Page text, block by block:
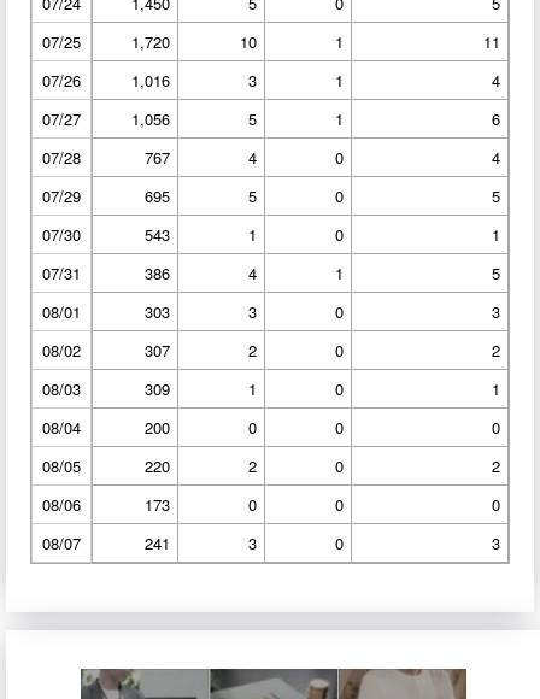
07/25
1,720 10 1
11
07/26
1,016 3 1
4
07/27
1,056 5 1
6
07/28
767 4 0
4
07/29
695 5 0
5
07/30
543 1 0
1
07/31
386 4 1
5
08/01
303 3 0
3
08/02
307 2 0
2
08/03
309 1 0
1
08/04
200 0 0
0
08/05
220 2 0
2
08/06
173 0 0
0
08/07
241 3 0 3